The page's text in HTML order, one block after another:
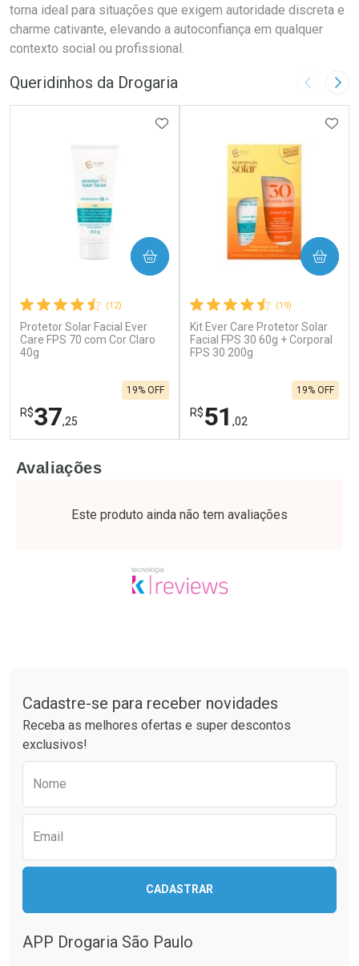
torna ideal para situações que exigem autoridade discreta e
charme cativante, elevando a autoconfiança em qualquer
contexto social ou profissional.
Queridinhos da Drogaria Imagem
(12)
Protetor Solar Facial Ever
Care FPS 70 com Cor Claro
40g
R$37,25
19% OFF
ADICIONAR AOS FAVORITOS
COMPRAR
Laboratório
Ativar Desconto
Comprar sem Desconto
Por Menos
Comprar sem Desconto
Por R$ 37,25/cada
(19)
Kit Ever Care Protetor Solar
Facial FPS 30 60g + Corporal
FPS 30 200g
R$51 ,02
19% OFF
COMPRAR
Laboratório
Ativar Desconto
Comprar sem Desconto
Por Menos
Comprar sem Desconto
Avaliações
Este produto ainda não tem avaliações
Cadastre-se para receber novidades
Receba as melhores ofertas e super descontos
exclusivos!
Nome
Email
CADASTRAR
APP Drogaria São Paulo